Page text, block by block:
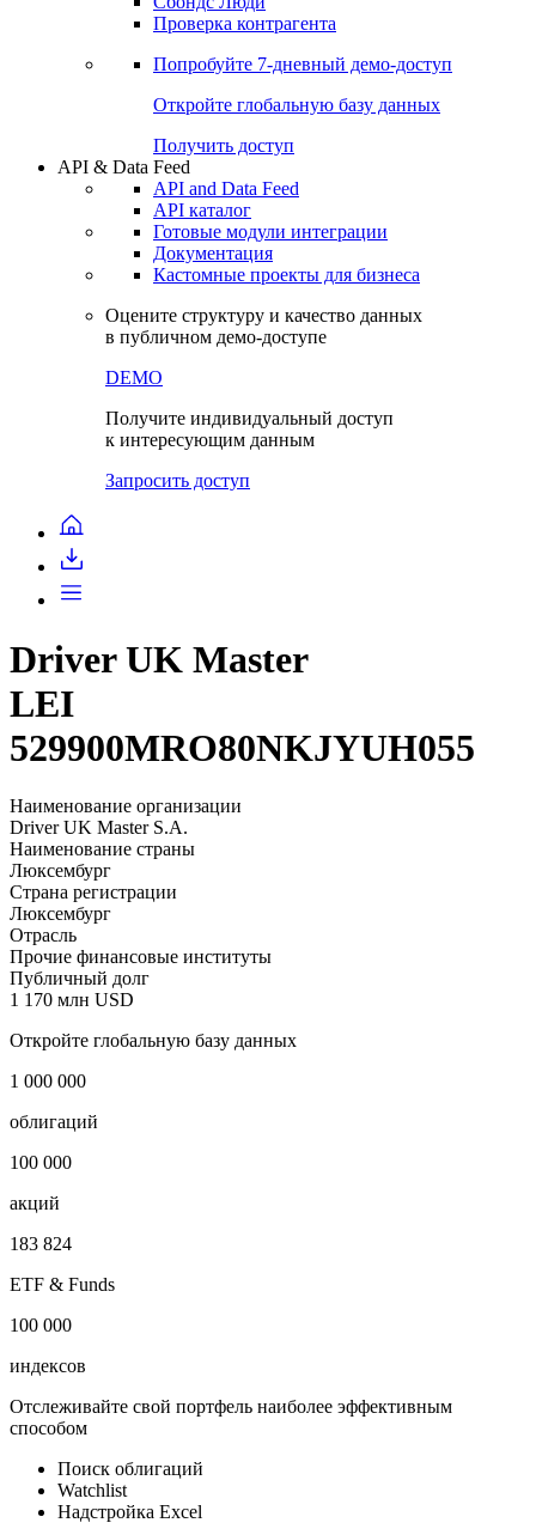
Проверка контрагента
Попробуйте 7-дневный демо-доступ
Откройте глобальную базу данных
Получить доступ
API & Data Feed
API and Data Feed
API каталог
Готовые модули интеграции
Документация
Кастомные проекты для бизнеса
Оцените структуру и качество данных
в публичном демо-доступе
DEMO
Получите индивидуальный доступ
к интересующим данным
Запросить доступ
Driver UK Master
LEI
529900MRO80NKJYUH055
Наименование организации
Driver UK Master S.A.
Наименование страны
Люксембург
Страна регистрации
Люксембург
Отрасль
Прочие финансовые институты
Публичный долг
1 170 млн USD
Откройте глобальную базу данных
1 000 000
облигаций
100 000
акций
183 824
ETF & Funds
100 000
индексов
Отслеживайте свой портфель наиболее эффективным
способом
Поиск облигаций
Watchlist
Надстройка Excel